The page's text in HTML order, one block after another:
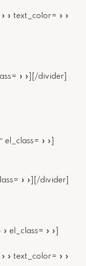
» text_color= » »
» »][/divider]
» »]
» »][/divider]
el_class= » »]
» text_color= » »